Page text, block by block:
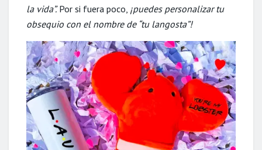
la vida”.Por si fuera poco, ¡puedes personalizar tu
obsequio con el nombre de “tu langosta”!